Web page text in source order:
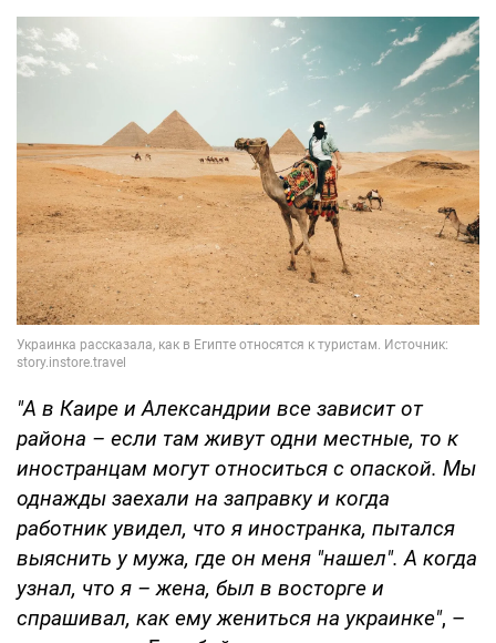
"А в Каире и Александрии все зависит от
района – если там живут одни местные, то к
иностранцам могут относиться с опаской. Мы
однажды заехали на заправку и когда
работник увидел, что я иностранка, пытался
выяснить у мужа, где он меня "нашел". А когда
узнал, что я – жена, был в восторге и
спрашивал, как ему жениться на украинке", –